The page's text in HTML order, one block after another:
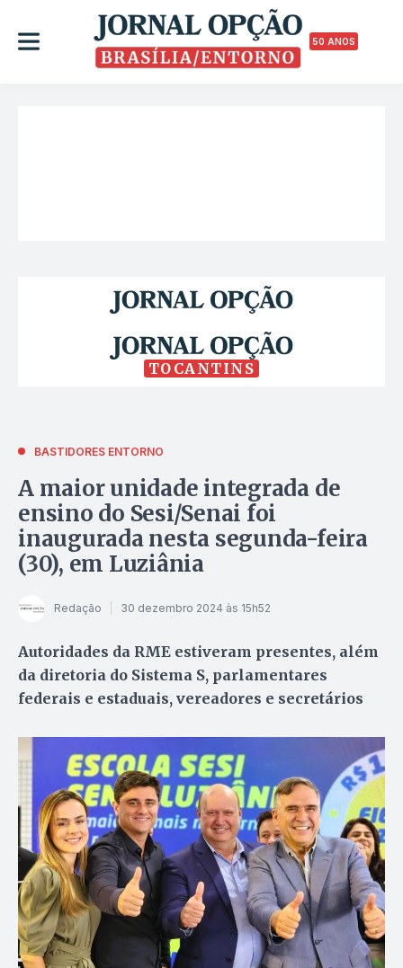
50 ANOS
TOCANTINS
BASTIDORES ENTORNO
A maior unidade integrada de
ensino do Sesi/Senai foi
inaugurada nesta segunda-feira
(30), em Luziânia
Redação 30 dezembro 2024 às 15h52
Autoridades da RME estiveram presentes, além
da diretoria do Sistema S, parlamentares
federais e estaduais, vereadores e secretários